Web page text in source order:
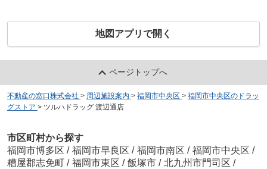
地図アプリで開く
ページトップへ
不動産の窓口株式会社 > 周辺施設案内 > 福岡市中央区 > 福岡市中央区のドラッ
グストア > ツルハドラッグ 渡辺通店
市区町村から探す
福岡市博多区 / 福岡市早良区 / 福岡市南区 / 福岡市中央区 /
糟屋郡志免町 / 福岡市東区 / 飯塚市 / 北九州市門司区 /